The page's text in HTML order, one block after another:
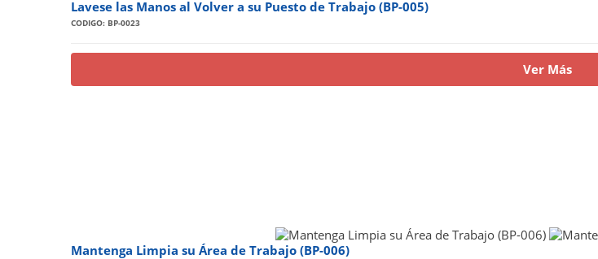
Lavese las Manos al Volver a su Puesto de Trabajo (BP-005)
CODIGO: BP-0023
Ver Más
Mantenga Limpia su Área de Trabajo (BP-006)